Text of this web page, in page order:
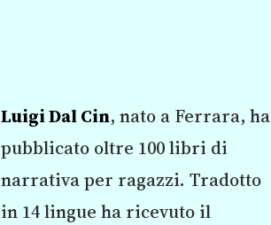
Luigi Dal Cin, nato a Ferrara, ha
pubblicato oltre 100 libri di
narrativa per ragazzi. Tradotto
in 14 lingue ha ricevuto il